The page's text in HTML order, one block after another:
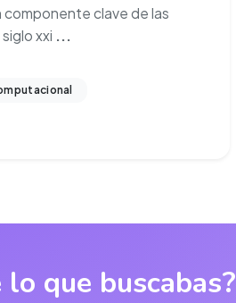
componente clave de las
xxi ...
que buscabas?